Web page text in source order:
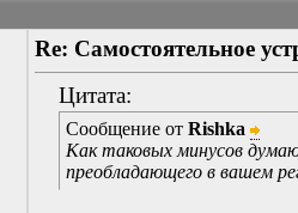
Re: Самостоятельное
Цитата:
Сообщение от Rishka
Как таковых минусов
преобладающего в вашем